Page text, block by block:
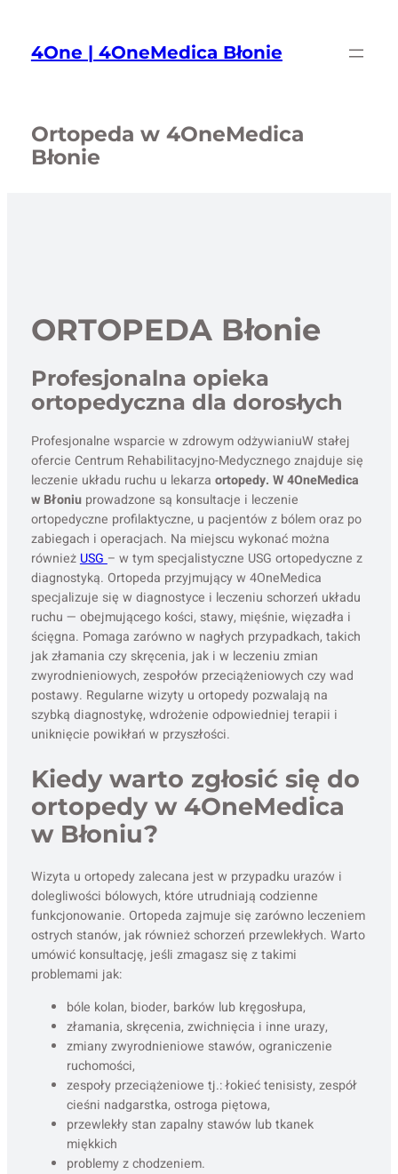
treści4One | 4OneMedica Błonie
Ortopeda w 4OneMedica
Błonie
ORTOPEDA Błonie
Profesjonalna opieka
ortopedyczna dla dorosłych
Profesjonalne wsparcie w zdrowym odżywianiuW stałej
ofercie Centrum Rehabilitacyjno-Medycznego znajduje się
leczenie układu ruchu u lekarza ortopedy. W 4OneMedica
w Błoniuprowadzone są konsultacje i leczenie
ortopedyczne profilaktyczne, u pacjentów z bólem oraz po
zabiegach i operacjach. Na miejscu wykonać można
równieżUSG– w tym specjalistyczne USG ortopedyczne z
diagnostyką. Ortopeda przyjmujący w 4OneMedica
specjalizuje się w diagnostyce i leczeniu schorzeń układu
ruchu — obejmującego kości, stawy, mięśnie, więzadła i
ścięgna. Pomaga zarówno w nagłych przypadkach, takich
jak złamania czy skręcenia, jak i w leczeniu zmian
zwyrodnieniowych, zespołów przeciążeniowych czy wad
postawy. Regularne wizyty u ortopedy pozwalają na
szybką diagnostykę, wdrożenie odpowiedniej terapii i
uniknięcie powikłań w przyszłości.
Kiedy warto zgłosić się do
ortopedy w 4OneMedica
w Błoniu?
Wizyta u ortopedy zalecana jest w przypadku urazów i
dolegliwości bólowych, które utrudniają codzienne
funkcjonowanie. Ortopeda zajmuje się zarówno leczeniem
ostrych stanów, jak również schorzeń przewlekłych. Warto
umówić konsultację, jeśli zmagasz się z takimi
problemami jak:
bóle kolan, bioder, barków lub kręgosłupa,
złamania, skręcenia, zwichnięcia i inne urazy,
zmiany zwyrodnieniowe stawów, ograniczenie
ruchomości,
zespoły przeciążeniowe tj.: łokieć tenisisty, zespół
cieśni nadgarstka, ostroga piętowa,
przewlekły stan zapalny stawów lub tkanek
miękkich
problemy z chodzeniem.